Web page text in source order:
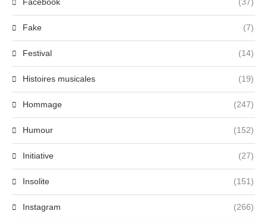
Fake (7)
Festival (14)
Histoires musicales (19)
Hommage (247)
Humour (152)
Initiative (27)
Insolite (151)
Instagram (266)